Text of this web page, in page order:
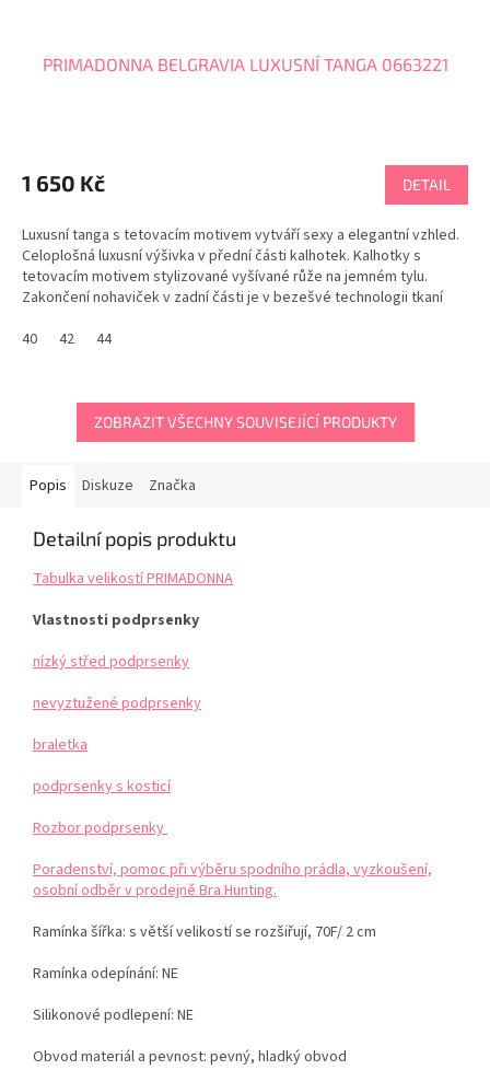
PRIMADONNA BELGRAVIA LUXUSNÍ TANGA 0663221
1 650 Kč DETAIL
Luxusní tanga s tetovacím motivem vytváří sexy a elegantní vzhled.
Celoplošná luxusní výšivka v přední části kalhotek. Kalhotky s
tetovacím motivem stylizované vyšívané růže na jemném tylu.
Zakončení nohaviček v zadní části je v bezešvé technologii tkaní
40
42 44
ZOBRAZIT VŠECHNY SOUVISEJÍCÍ PRODUKTY
Popis Diskuze Značka
Detailní popis produktu
Tabulka velikostí PRIMADONNA
Vlastnosti podprsenky
nízký střed podprsenky
nevyztužené podprsenky
braletka
podprsenky s kosticí
Rozbor podprsenky
Poradenství, pomoc při výběru spodního prádla, vyzkoušení,
osobní odběr v prodejně Bra Hunting.
Ramínka šířka: s větší velikostí se rozšiřují, 70F/ 2 cm
Ramínka odepínání: NE
Silikonové podlepení: NE
Obvod materiál a pevnost: pevný, hladký obvod